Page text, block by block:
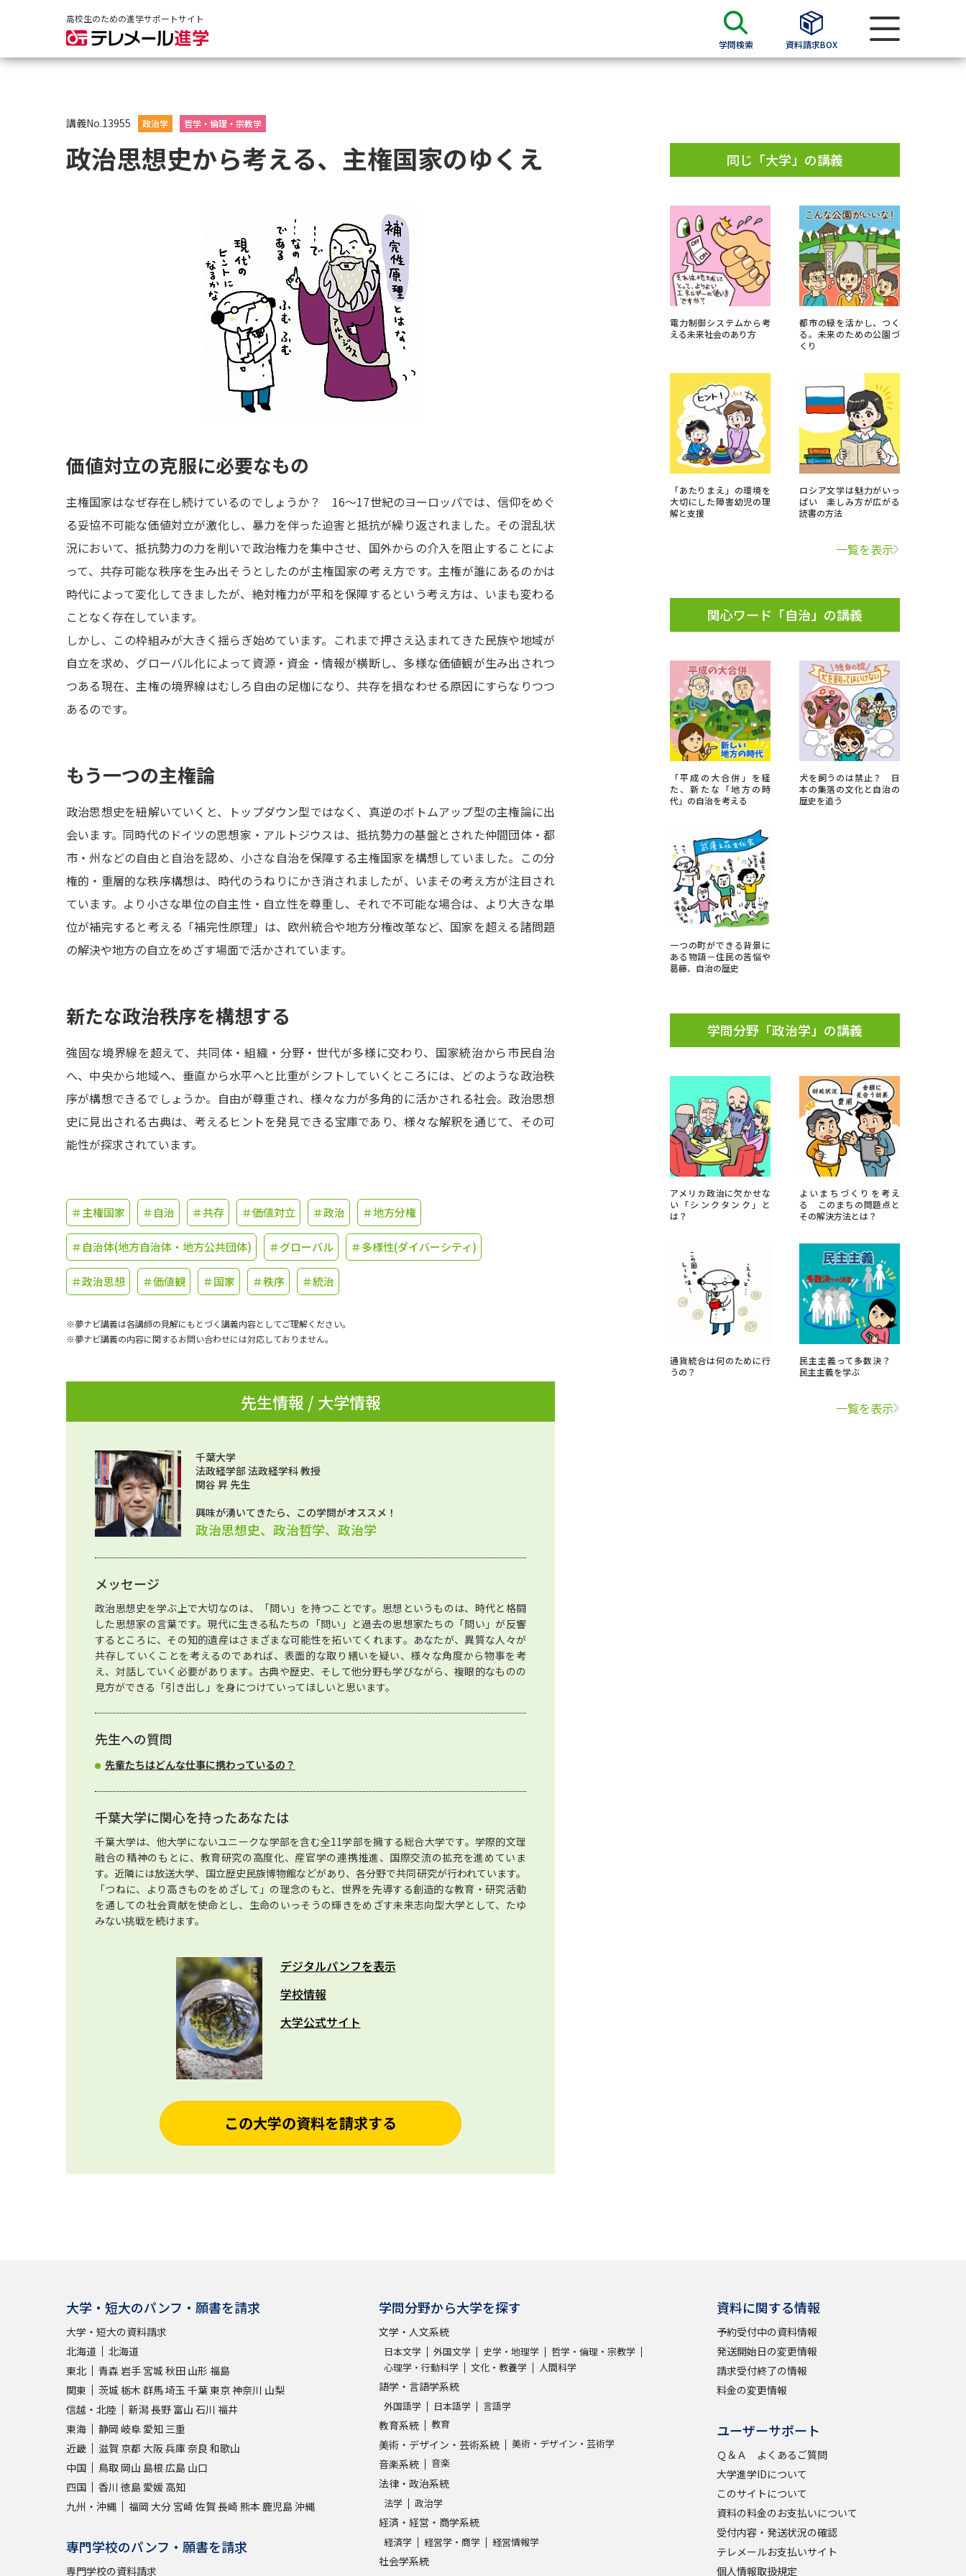
高校生のための進学サポートサイト
学問検索 資料請求BOX
大学・短大の資料種類から請求
大学パンフ
過去問題集
留学・進学関連、塾・予備校
高等学校卒業程度認定試験
小学校教員資格認定試験
大学検索
大学で学べる内容や特徴を調べる
新増設大学・学部・学科特集
データサイエンス特集
新学年スタート号特集ページ（高3生用）
新学年スタート号特集ページ（高2生用）
SELFBRAND特集ページ
実施プログラムから探す
受験準備
志望校・出願校を調べる
併願校選び 受験スケジュールを立てよう
先輩が入学を決めた理由
テレメール全国一斉進学調査
新生活お役立ちガイド
学問検索
大学で学びたい学問発見
学問のミニ講義「夢ナビ講義」 学問の教科書 夢ナビライブ
このサイトについて
個人情報取扱規定
テレメール進学カタログ
訂正のご案内
講義No.13955 政治学 哲学・倫理・宗教学
政治思想史から考える、主権国家のゆくえ
価値対立の克服に必要なもの
主権国家はなぜ存在し続けているのでしょうか？ 16～17世紀のヨーロッパでは、信仰をめぐ
る妥協不可能な価値対立が激化し、暴力を伴った迫害と抵抗が繰り返されました。その混乱状
況において、抵抗勢力の力を削いで政治権力を集中させ、国外からの介入を阻止することによ
って、共存可能な秩序を生み出そうとしたのが主権国家の考え方です。主権が誰にあるのかは
時代によって変化してきましたが、絶対権力が平和を保障するという考え方は、いまも変わる
ことなく存在しています。
しかし、この枠組みが大きく揺らぎ始めています。これまで押さえ込まれてきた民族や地域が
自立を求め、グローバル化によって資源・資金・情報が横断し、多様な価値観が生み出されつ
つある現在、主権の境界線はむしろ自由の足枷になり、共存を損なわせる原因にすらなりつつ
あるのです。
もう一つの主権論
政治思想史を紐解いていくと、トップダウン型ではなく、真逆のボトムアップ型の主権論に出
会います。同時代のドイツの思想家・アルトジウスは、抵抗勢力の基盤とされた仲間団体・都
市・州などの自由と自治を認め、小さな自治を保障する主権国家を構想していました。この分
権的・重層的な秩序構想は、時代のうねりにかき消されましたが、いまその考え方が注目され
ています。より小さな単位の自主性・自立性を尊重し、それで不可能な場合は、より大きな単
位が補完すると考える「補完性原理」は、欧州統合や地方分権改革など、国家を超える諸問題
の解決や地方の自立をめざす場面で活かされています。
新たな政治秩序を構想する
強固な境界線を超えて、共同体・組織・分野・世代が多様に交わり、国家統治から市民自治
へ、中央から地域へ、垂直から水平へと比重がシフトしていくところには、どのような政治秩
序が構想できるでしょうか。自由が尊重され、様々な力が多角的に活かされる社会。政治思想
史に見出される古典は、考えるヒントを発見できる宝庫であり、様々な解釈を通じて、その可
能性が探求されています。
＃主権国家 ＃自治 ＃共存 ＃価値対立 ＃政治 ＃地方分権
＃自治体(地方自治体・地方公共団体) ＃グローバル ＃多様性(ダイバーシティ)
＃政治思想 ＃価値観 ＃国家 ＃秩序 ＃統治
※夢ナビ講義は各講師の見解にもとづく講義内容としてご理解ください。
※夢ナビ講義の内容に関するお問い合わせには対応しておりません。
先生情報 / 大学情報
千葉大学
法政経学部 法政経学科 教授
関谷 昇 先生
興味が湧いてきたら、この学問がオススメ！
政治思想史、政治哲学、政治学
メッセージ
政治思想史を学ぶ上で大切なのは、「問い」を持つことです。思想というものは、時代と格闘
した思想家の言葉です。現代に生きる私たちの「問い」と過去の思想家たちの「問い」が反響
するところに、その知的遺産はさまざまな可能性を拓いてくれます。あなたが、異質な人々が
共存していくことを考えるのであれば、表面的な取り繕いを疑い、様々な角度から物事を考
え、対話していく必要があります。古典や歴史、そして他分野も学びながら、複眼的なものの
見方ができる「引き出し」を身につけていってほしいと思います。
先生への質問
先輩たちはどんな仕事に携わっているの？
千葉大学に関心を持ったあなたは
千葉大学は、他大学にないユニークな学部を含む全11学部を擁する総合大学です。学際的文理
融合の精神のもとに、教育研究の高度化、産官学の連携推進、国際交流の拡充を進めていま
す。近隣には放送大学、国立歴史民族博物館などがあり、各分野で共同研究が行われています。
「つねに、より高きものをめざして」の理念のもと、世界を先導する創造的な教育・研究活動
を通しての社会貢献を使命とし、生命のいっそうの輝きをめざす未来志向型大学として、たゆ
みない挑戦を続けます。
デジタルパンフを表示
学校情報
大学公式サイト
この大学の資料を請求する
同じ「大学」の講義
電力制御システムから考
える未来社会のあり方
都市の緑を活かし、つく
る。未来のための公園づ
くり
「あたりまえ」の環境を
大切にした障害幼児の理
解と支援
ロシア文学は魅力がいっ
ぱい 楽しみ方が広がる
読書の方法
一覧を表示
関心ワード「自治」の講義
「平成の大合併」を経
た、新たな「地方の時
代」の自治を考える
犬を飼うのは禁止？ 日
本の集落の文化と自治の
歴史を追う
一つの町ができる背景に
ある物語－住民の苦悩や
葛藤、自治の歴史
学問分野「政治学」の講義
アメリカ政治に欠かせな
い「シンクタンク」と
は？
よいまちづくりを考え
る このまちの問題点と
その解決方法とは？
通貨統合は何のために行
うの？
民主主義って多数決？
民主主義を学ぶ
一覧を表示
大学・短大のパンフ・願書を請求
大学・短大の資料請求
北海道
北海道
東北
青森 岩手 宮城 秋田 山形 福島
関東
茨城 栃木 群馬埼玉 千葉東京神奈川 山梨
信越・北陸
新潟長野 富山 石川 福井
東海
静岡 岐阜 愛知 三重
近畿
滋賀 京都 大阪兵庫奈良 和歌山
中国
鳥取 岡山 島根 広島 山口
四国
香川 徳島 愛媛 高知
九州・沖縄
福岡 大分 宮崎 佐賀 長崎 熊本 鹿児島沖縄
専門学校のパンフ・願書を請求
専門学校の資料請求
学問分野から大学を探す
文学・人文系統
日本文学 外国文学 史学・地理学
哲学・倫理・宗教学
心理学・行動科学
文化・教養学 人間科学
語学・言語学系統
外国語学 日本語学 言語学
教育系統 教育
美術・デザイン・芸術系統 美術・デザイン・芸術学
音楽系統 音楽
法律・政治系統
法学 政治学
経済・経営・商学系統
経済学 経営学・商学 経営情報学
社会学系統
資料に関する情報
予約受付中の資料情報
発送開始日の変更情報
請求受付終了の情報
料金の変更情報
ユーザーサポート
Ｑ＆Ａ よくあるご質問
大学進学IDについて
このサイトについて
資料の料金のお支払いについて
受付内容・発送状況の確認
テレメールお支払いサイト
個人情報取扱規定